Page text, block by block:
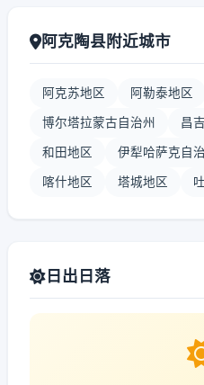
阿克陶县附近城市
阿克苏地区 阿勒泰地区
博尔塔拉蒙古自治州 昌
和田地区 伊犁哈萨克自
喀什地区 塔城地区
日出日落